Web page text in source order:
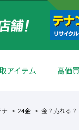
アイテム 高価
24金 金？売れる